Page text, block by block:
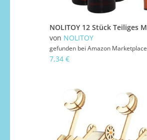
von NOLITOY
gefunden bei Amazon Marketplace
7,34 €